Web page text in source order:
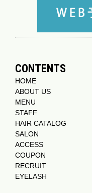
CONTENTS
HOME
ABOUT US
MENU
STAFF
HAIR CATALOG
SALON
ACCESS
COUPON
RECRUIT
EYELASH